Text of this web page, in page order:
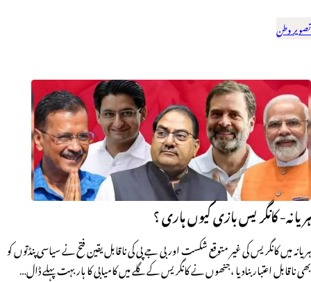
تصویر وطن
ہریانہ- کانگریس بازی کیوں ہاری ؟
ہریانہ میں کانگریس کی غیر متوقع شکست اور بی جے پی کی ناقابل یقین فتح نے سیاسی پنڈتوں کو
بھی ناقابل اعتبار بنادیا ،جنھوں نے کانگریس کے گلے میں کامیابی کا ہار بہت پہلے ڈال…